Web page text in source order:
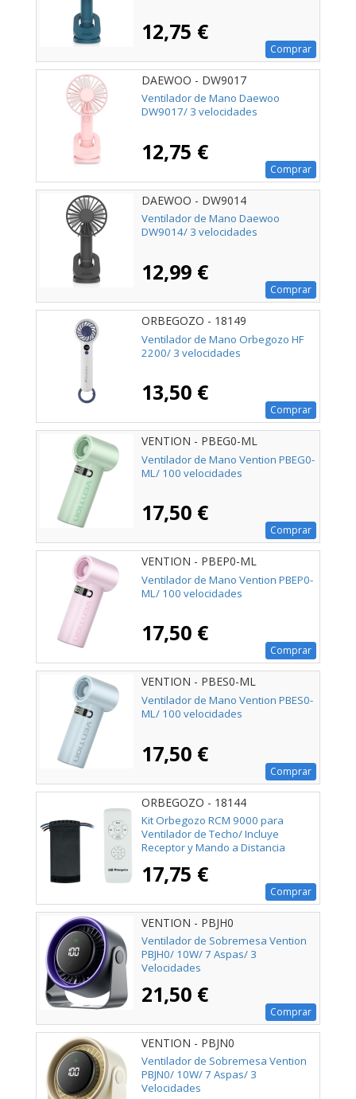
12,75 €
Comprar
DAEWOO - DW9017
Ventilador de Mano Daewoo
DW9017/ 3 velocidades
12,75 €
Comprar
DAEWOO - DW9014
Ventilador de Mano Daewoo
DW9014/ 3 velocidades
12,99 €
Comprar
ORBEGOZO - 18149
Ventilador de Mano Orbegozo HF
2200/ 3 velocidades
13,50 €
Comprar
VENTION - PBEG0-ML
Ventilador de Mano Vention PBEG0-
ML/ 100 velocidades
17,50 €
Comprar
VENTION - PBEP0-ML
Ventilador de Mano Vention PBEP0-
ML/ 100 velocidades
17,50 €
Comprar
VENTION - PBES0-ML
Ventilador de Mano Vention PBES0-
ML/ 100 velocidades
17,50 €
Comprar
ORBEGOZO - 18144
Kit Orbegozo RCM 9000 para
Ventilador de Techo/ Incluye
Receptor y Mando a Distancia
17,75 €
Comprar
VENTION - PBJH0
Ventilador de Sobremesa Vention
PBJH0/ 10W/ 7 Aspas/ 3
Velocidades
21,50 €
Comprar
VENTION - PBJN0
Ventilador de Sobremesa Vention
PBJN0/ 10W/ 7 Aspas/ 3
Velocidades